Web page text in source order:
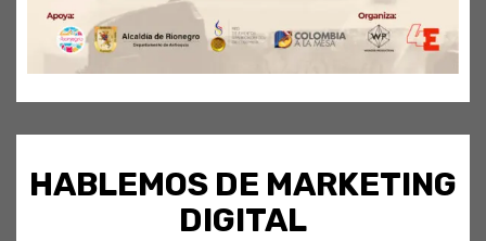
HABLEMOS DE MARKETING
DIGITAL